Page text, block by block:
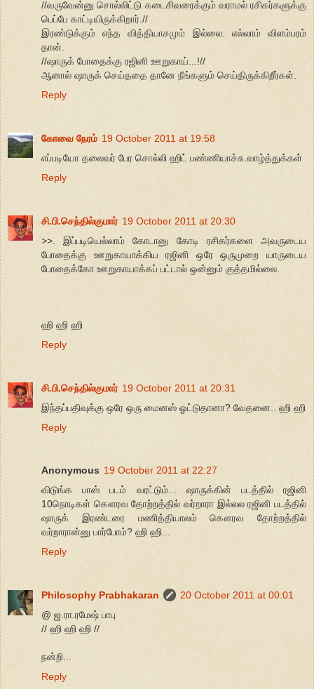
//வருவேன்னு சொல்லிட்டு கடைசிவரைக்கும் வராமல் ரசிகர்களுக்கு
பெப்பே காட்டியிருக்கிறார்.//
இரண்டுக்கும் எந்த வித்தியாசமும் இல்லை. எல்லாம் விளம்பரம்
தான்.
//ஷாருக் போதைக்கு ரஜினி ஊறுகாய்...!//
ஆனால் ஷாருக் செய்ததை தானே நீங்களும் செய்திருக்கிறீர்கள்.
Reply
கோவை நேரம் 19 October 2011 at 19:58
எப்படியோ தலைவர் பேர சொல்லி ஹிட் பண்ணியாச்சு.வாழ்த்துக்கள்
Reply
சி.பி.செந்தில்குமார் 19 October 2011 at 20:30
>>. இப்படியெல்லாம் கோடானு கோடி ரசிகர்களை அவருடைய
போதைக்கு ஊறுகாயாக்கிய ரஜினி ஒரே ஒருமுறை யாருடைய
போதைக்கோ ஊறுகாயாக்கப் பட்டால் ஒன்னும் குத்தமில்லை.
ஹி ஹி ஹி
Reply
சி.பி.செந்தில்குமார் 19 October 2011 at 20:31
இந்தப்பதிவுக்கு ஒரே ஒரு மைனஸ் ஓட்டுதானா? வேதனை.. ஹி ஹி
Reply
Anonymous 19 October 2011 at 22:27
விடுங்க பாஸ் படம் வரட்டும்... ஷாருக்கின் படத்தில் ரஜினி
10நொடிகள் கௌரவ தோற்றத்தில் வர்றாரா இல்லல ரஜினி படத்தில்
ஷாருக் இரண்டரை மணித்தியாலம் கௌரவ தோற்றத்தில்
வர்றாரான்னு பார்போம்? ஹி ஹி...
Reply
Philosophy Prabhakaran
20 October 2011 at 00:01
@ ஜ.ரா.ரமேஷ் பாபு
// ஹி ஹி ஹி //
நன்றி...
Reply